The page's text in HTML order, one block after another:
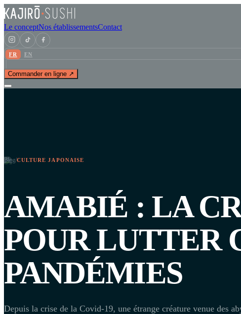
Le conceptNos établissementsContact
FR EN
Commander en ligne ↗
Blog/CULTURE JAPONAISE
AMABIÉ : LA
POUR LUTTER
PANDÉMIES
Depuis la crise de la Covid-19, une étrange créature venue des